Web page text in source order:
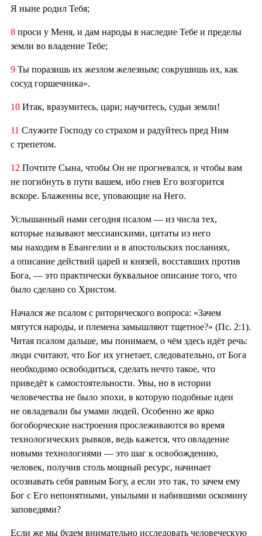
Я ныне родил Тебя;
8 проси у Меня, и дам народы в наследие Тебе и пределы
земли во владение Тебе;
9 Ты поразишь их жезлом железным; сокрушишь их, как
сосуд горшечника».
10 Итак, вразумитесь, цари; научитесь, судьи земли!
11 Служите Господу со страхом и радуйтесь пред Ним
с трепетом.
12 Почтите Сына, чтобы Он не прогневался, и чтобы вам
не погибнуть в пути вашем, ибо гнев Его возгорится
вскоре. Блаженны все, уповающие на Него.
Услышанный нами сегодня псалом — из числа тех,
которые называют мессианскими, цитаты из него
мы находим в Евангелии и в апостольских посланиях,
а описание действий царей и князей, восставших против
Бога, — это практически буквальное описание того, что
было сделано со Христом.
Начался же псалом с риторического вопроса: «Зачем
мятутся народы, и племена замышляют тщетное?» (Пс. 2:1).
Читая псалом дальше, мы понимаем, о чём здесь идёт речь:
люди считают, что Бог их угнетает, следовательно, от Бога
необходимо освободиться, сделать нечто такое, что
приведёт к самостоятельности. Увы, но в истории
человечества не было эпохи, в которую подобные идеи
не овладевали бы умами людей. Особенно же ярко
богоборческие настроения прослеживаются во время
технологических рывков, ведь кажется, что овладение
новыми технологиями — это шаг к освобождению,
человек, получив столь мощный ресурс, начинает
осознавать себя равным Богу, а если это так, то зачем ему
Бог с Его непонятными, унылыми и набившими оскомину
заповедями?
Если же мы будем внимательно исследовать человеческую